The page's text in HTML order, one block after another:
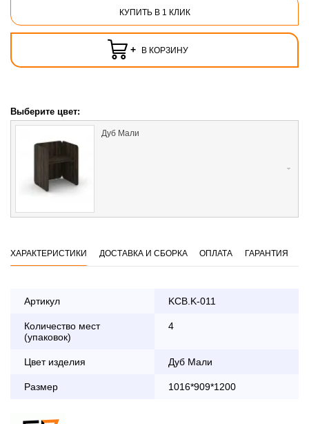
КУПИТЬ В 1 КЛИК
+ В КОРЗИНУ
Выберите цвет:
Дуб Мали
ХАРАКТЕРИСТИКИ ДОСТАВКА И СБОРКА ОПЛАТА ГАРАНТИЯ
Артикул KCB.K-011
Количество мест
(упаковок)
4
Цвет изделия Дуб Мали
Размер 1016*909*1200
дни с 8:30 до 18:00
заказа банковской картой